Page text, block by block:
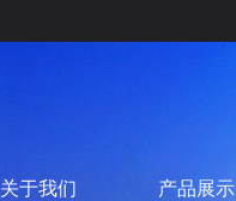
关于我们 产品展示